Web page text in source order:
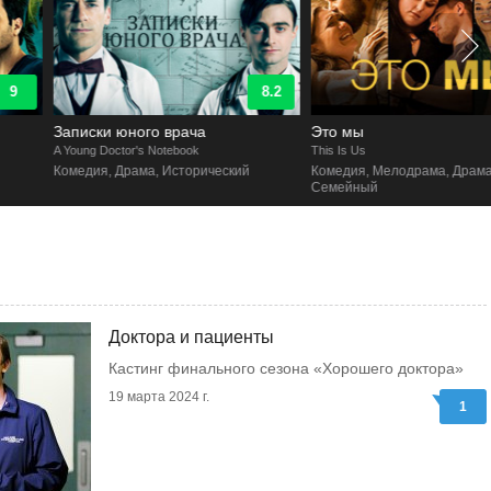
8.2
Записки юного врача
A Young Doctor's Notebook
Комедия, Драма, Исторический
8.7
Комедия, Мелодрама, Драма,
Семейный
Доктора и пациенты
Кастинг финального сезона «Хорошего доктора»
19 марта 2024 г.
1